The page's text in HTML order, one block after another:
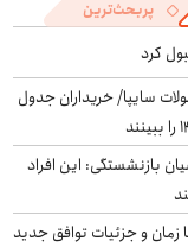
پربحث‌ترین
کرد
سایپا/ خریداران جدول
بازنشستگی: این افراد
زمان و جزئیات توافق جدید